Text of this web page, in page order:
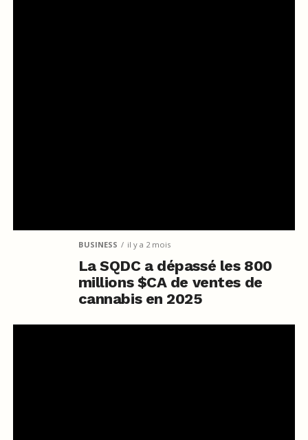
BUSINESS il y a 2 mois
La SQDC a dépassé les 800
millions $CA de ventes de
cannabis en 2025